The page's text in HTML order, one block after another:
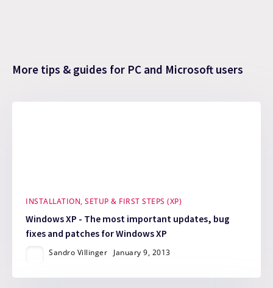
More tips & guides for PC and Microsoft users
INSTALLATION, SETUP & FIRST STEPS (XP)
Windows XP - The most important updates, bug
fixes and patches for Windows XP
Sandro Villinger January 9, 2013